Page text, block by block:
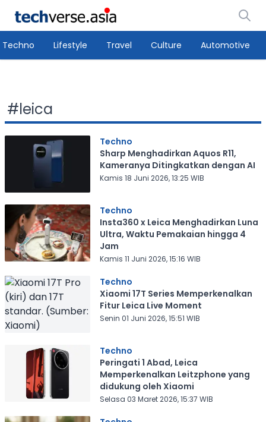
Techno Lifestyle Travel Culture Automotive
#leica
Techno
Sharp Menghadirkan Aquos R11,
Kameranya Ditingkatkan dengan AI
Kamis 18 Juni 2026, 13:25 WIB
Techno
Insta360 x Leica Menghadirkan Luna
Ultra, Waktu Pemakaian hingga 4
Jam
Kamis 11 Juni 2026, 15:16 WIB
Techno
Xiaomi 17T Series Memperkenalkan
Fitur Leica Live Moment
Senin 01 Juni 2026, 15:51 WIB
Techno
Peringati 1 Abad, Leica
Memperkenalkan Leitzphone yang
didukung oleh Xiaomi
Selasa 03 Maret 2026, 15:37 WIB